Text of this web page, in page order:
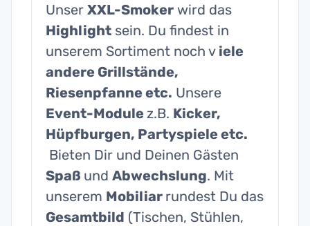
Unser XXL-Smoker wird das
Highlight sein. Du findest in
unserem Sortiment noch v iele
andere Grillstände,
Riesenpfanne etc. Unsere
Event-Modulez.B. Kicker,
Hüpfburgen, Partyspiele etc.
Bieten Dir und Deinen Gästen
Spaß und Abwechslung. Mit
unserem Mobiliar rundest Du das
Gesamtbild (Tischen, Stühlen,